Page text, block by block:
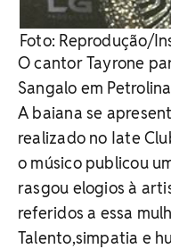
Foto: Reprodução/
O cantor Tayrone
Sangalo em
A baiana se
realizado no Iate
o músico publicou
rasgou elogios à
referidos a essa
Talento,simpatia e